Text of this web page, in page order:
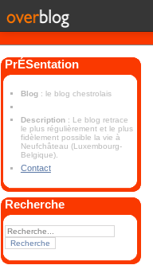
PrÉSentation
Blog : le blog chestrolais
Description : Le blog retrace
le plus régulièrement et le plus
fidèlement possible la vie à
Neufchâteau (Luxembourg-
Belgique).
Contact
Recherche